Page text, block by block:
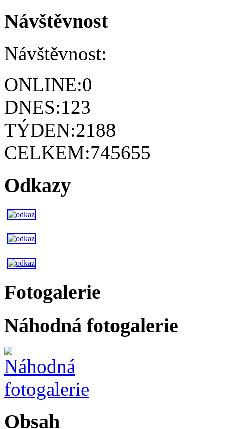
Návštěvnost
Návštěvnost:
ONLINE:0
DNES:123
TÝDEN:2188
CELKEM:745655
Odkazy
Fotogalerie
Náhodná fotogalerie
Obsah